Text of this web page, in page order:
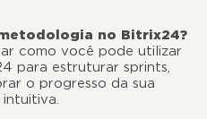
no Bitrix24?
como você pode utilizar
para estruturar sprints,
o progresso da sua